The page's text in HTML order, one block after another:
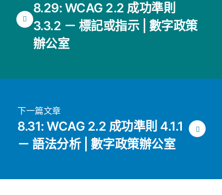
8.29: WCAG 2.2 成功準則
3.3.2 － 標記或指示 | 數字政策
辦公室
下一篇文章
8.31: WCAG 2.2 成功準則 4.1.1
－ 語法分析 | 數字政策辦公室